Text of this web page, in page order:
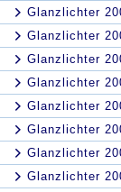
Glanzlichter
Glanzlichter
Glanzlichter
Glanzlichter
Glanzlichter
Glanzlichter
Glanzlichter
Glanzlichter